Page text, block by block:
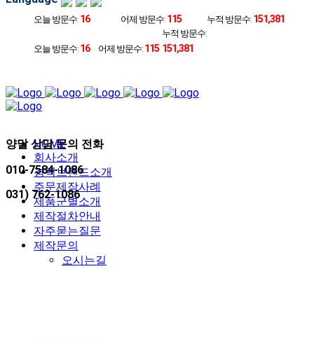
오늘 방문수: 16 어제 방문수: 115 누적 방문수: 151,381
오늘 방문수: 16 어제 방문수: 115
누적 방문수:
151,381
양말 상담 문의 전화
010-7584-1086
031) 762-1086
HOME
회사소개
경력브랜드소개
주문제작사례
제품군별소개
제작절차안내
자주묻는질문
제작문의
오시는길